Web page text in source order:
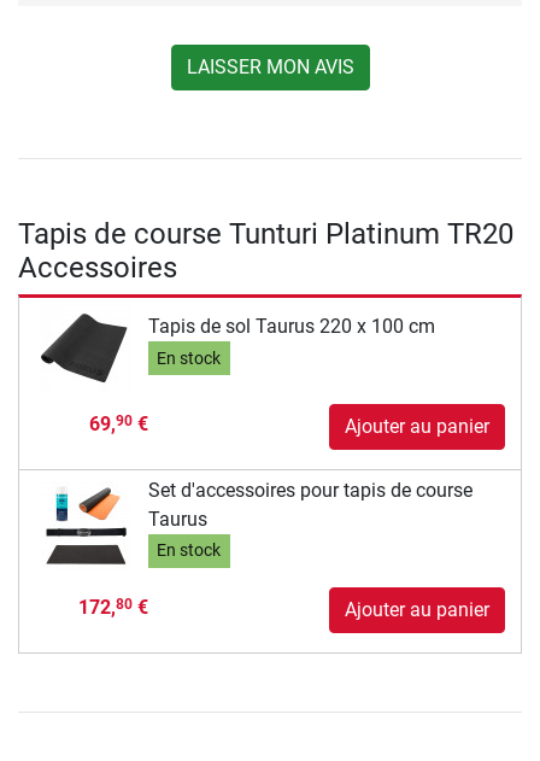
LAISSER MON AVIS
Tapis de course Tunturi Platinum TR20
Accessoires
Tapis de sol Taurus 220 x 100 cm
En stock
69,90€ Ajouter au panier
Set d'accessoires pour tapis de course
Taurus
En stock
172,80€ Ajouter au panier